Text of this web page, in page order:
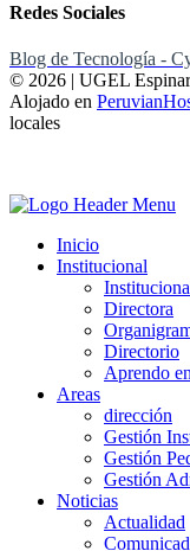
Redes Sociales
Blog de Tecnología -
© 2026 | UGEL Espinar
Alojado en
locales
Inicio
Institucional
Directora
Directorio
Aprendo
Areas
dirección
Gestión
Gestión
Gestión
Noticias
Actualidad